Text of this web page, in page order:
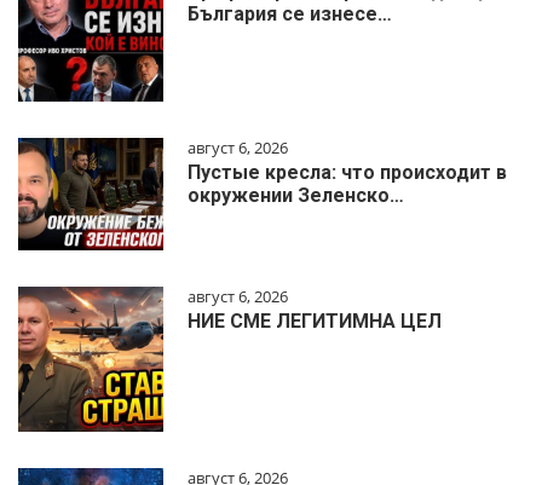
България се изнесе…
август 6, 2026
Пустые кресла: что происходит в
окружении Зеленско…
август 6, 2026
НИЕ СМЕ ЛЕГИТИМНА ЦЕЛ
август 6, 2026